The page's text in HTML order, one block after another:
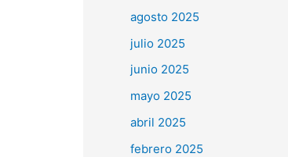
agosto 2025
julio 2025
junio 2025
mayo 2025
abril 2025
febrero 2025